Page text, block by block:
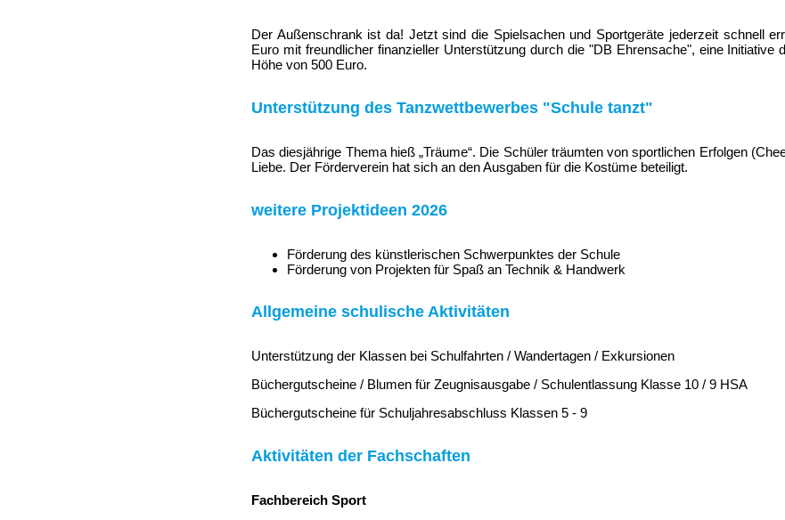
Der Außenschrank ist da! Jetzt sind die Spielsachen und Sportgeräte jederzeit schnell
Euro mit freundlicher finanzieller Unterstützung durch die "DB Ehrensache", eine
Höhe von 500 Euro.
Unterstützung des Tanzwettbewerbes "Schule tanzt"
Das diesjährige Thema hieß „Träume“. Die Schüler träumten von sportlichen Erfolgen
Liebe. Der Förderverein hat sich an den Ausgaben für die Kostüme beteiligt.
weitere Projektideen 2026
Förderung des künstlerischen Schwerpunktes der Schule
Förderung von Projekten für Spaß an Technik & Handwerk
Allgemeine schulische Aktivitäten
Unterstützung der Klassen bei Schulfahrten / Wandertagen / Exkursionen
Büchergutscheine / Blumen für Zeugnisausgabe / Schulentlassung Klasse 10 / 9 HSA
Büchergutscheine für Schuljahresabschluss Klassen 5 - 9
Aktivitäten der Fachschaften
Fachbereich Sport